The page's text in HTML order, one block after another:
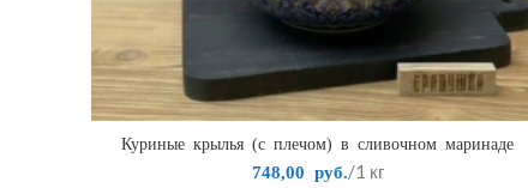
Куриные крылья (с плечом) в сливочном маринаде
748,00 руб. /1 кг